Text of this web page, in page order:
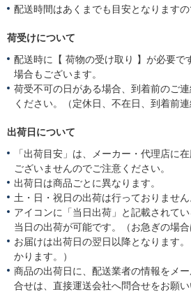
配送時間はあくまでも目安となりますの
荷受けについて
配送時に【 荷物の受け取り 】が必要
場合もございます。
荷受不可の日がある場合、到着前のご
ください。（定休日、不在日、到着前連
出荷日について
「出荷目安」は、メーカー・代理店に
ございませんのでご注意ください。
出荷日は商品ごとに異なります。
土・日・祝日の出荷は行っておりません
アイコンに「当日出荷」と記載されて
当日の出荷が可能です。（お急ぎの場
お届けは出荷日の翌日以降となります
かります。）
商品の出荷日に、配送業者の情報をメ
合せは、直接運送会社へ問合せをお願